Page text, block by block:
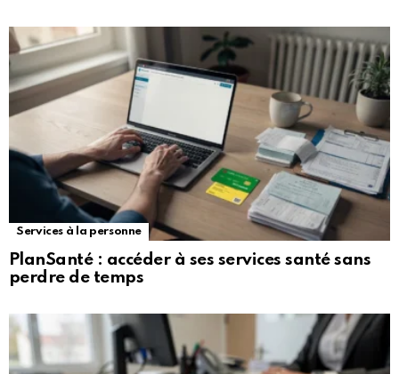
Services à la personne
PlanSanté : accéder à ses services santé sans
perdre de temps